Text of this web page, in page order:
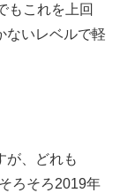
もこれを上回
ないレベルで軽
が、どれも
ろそろ2019年